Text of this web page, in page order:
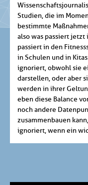
Studien, die im
bestimmte
also was passiert jetzt
passiert in den
in Schulen und in
ignoriert, obwohl sie
darstellen, oder aber
werden in ihrer
eben diese Balance
noch andere
zusammenbauen
ignoriert, wenn ein